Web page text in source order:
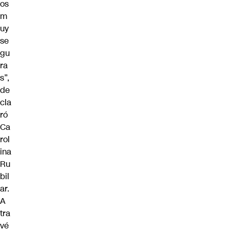
os
m
uy
se
gu
ra
s”,
de
cla
ró
Ca
rol
ina
Ru
bil
ar.
A
tra
vé